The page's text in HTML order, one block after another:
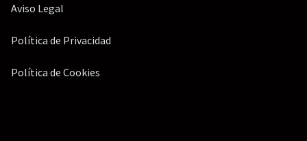
Aviso Legal
Política de Privacidad
Política de Cookies